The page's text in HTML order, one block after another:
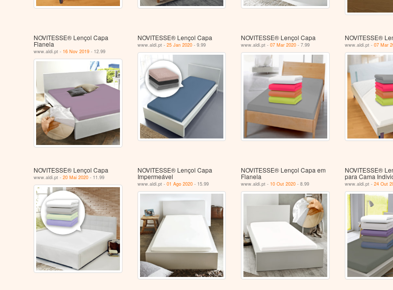
NOVITESSE® Lençol Capa
Flanela
www.aldi.pt - 16 Nov 2019 - 12.99
NOVITESSE® Lençol Capa
www.aldi.pt - 25 Jan 2020- 9.99
NOVITESSE® Lençol Capa
www.aldi.pt -07 Mar 2020 - 7.99
NOVITESSE®
www.aldi.pt - 07 Mar
NOVITESSE® Lençol Capa
www.aldi.pt -20 Mai 2020 - 11.99
NOVITESSE® Lençol Capa
Impermeável
www.aldi.pt - 01 Ago 2020- 15.99
NOVITESSE® Lençol Capa em
Flanela
www.aldi.pt - 10 Out 2020 - 8.99
NOVITESSE®
para Cama
www.aldi.pt - 24 Out